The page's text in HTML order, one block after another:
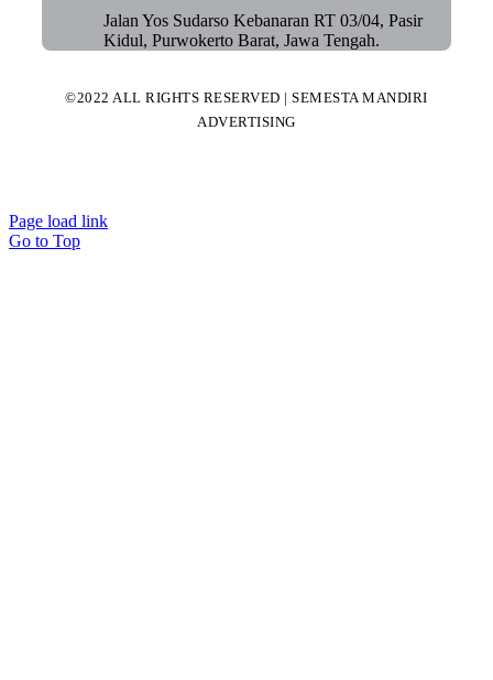
Jalan Yos Sudarso Kebanaran RT 03/04, Pasir
Kidul, Purwokerto Barat, Jawa Tengah.
©2022 ALL RIGHTS RESERVED | SEMESTA MANDIRI
ADVERTISING
Page load link
Go to Top